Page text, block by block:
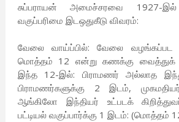
சுப்பராயன் அமைச்சரவை
வகுப்பரிமை இடஒதுகீடு விவரம்:
வேலை வாய்ப்பில்: வேலை
மொத்தம் 12 என்று கணக்கு
இந்த 12-இல்: பிராமணர் அல்லாத
பிராமணர்களுக்கு 2 இடம்,
ஆங்கிலோ இந்தியர் உட்படக்
பட்டியல் வகுப்பார்க்கு 1 இடம்: (மொத்தம்